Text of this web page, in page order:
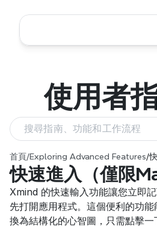
首頁 /Exploring Advanced Features/
快速進入（僅限
Xmind 的快速輸入功能讓您立即
先打開應用程式。這個便利的功
換為結構化的心智圖，只需點擊一
使用者
搜尋指南、功能和工作流程